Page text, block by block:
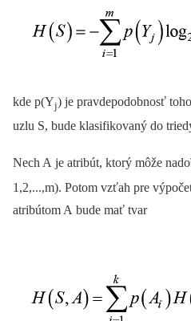
kde p(Yj) je pravdepodobnosť
uzlu S, bude klasifikovaný do
Nech A je atribút, ktorý môže
1,2,...,m). Potom vzťah pre
atribútom A bude mať tvar